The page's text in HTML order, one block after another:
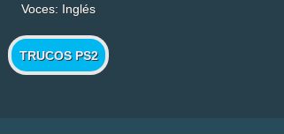
Voces: Inglés
TRUCOS PS2